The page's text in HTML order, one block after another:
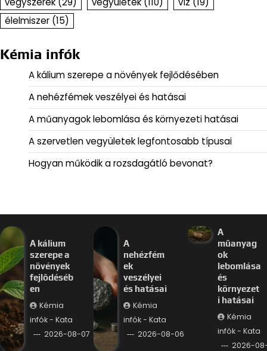
élelmiszer (15)
Kémia infók
A kálium szerepe a növények fejlődésében
A nehézfémek veszélyei és hatásai
A műanyagok lebomlása és környezeti hatásai
A szervetlen vegyületek legfontosabb típusai
Hogyan működik a rozsdagátló bevonat?
A kálium
szerepe a
növények
fejlődéséb
en
Kémia
infók - Kata
2026-08-07
A
nehézfém
ek
veszélyei
és hatásai
Kémia
infók - Kata
2026-08-06
A
műanyag
ok
lebomlása
és
környezet
i hatásai
Kémia
infók - Kata
2026-